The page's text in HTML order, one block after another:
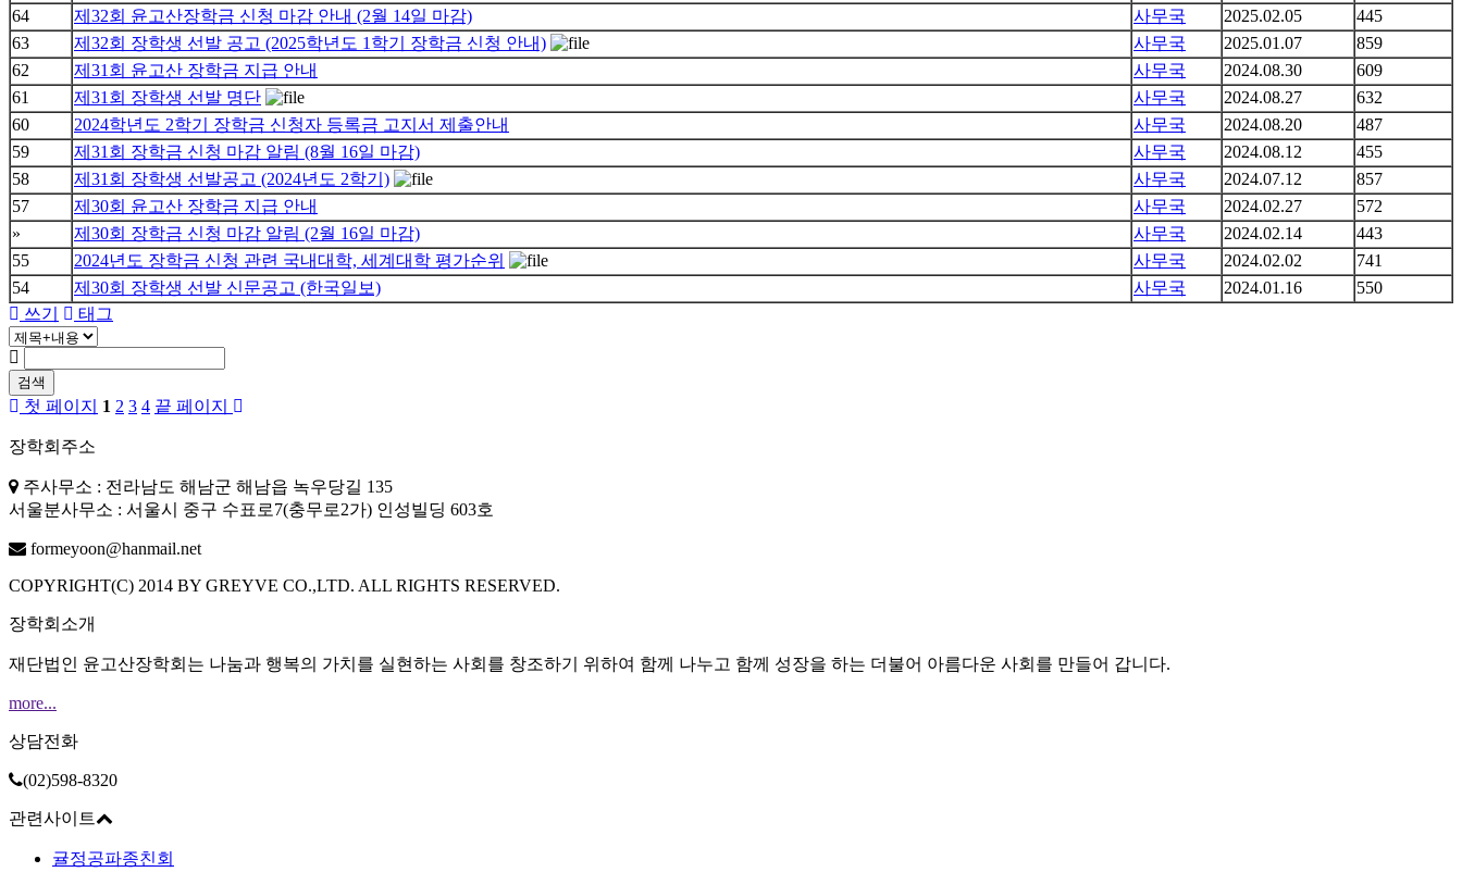
64
제32회 윤고산장학금 신청 마감 안내 (2월 14일 마감) 사무국 2025.02.05
445
63
제32회 장학생 선발 공고 (2025학년도 1학기 장학금 신청 안내) 사무국 2025.01.07
859
62
제31회 윤고산 장학금 지급 안내 사무국 2024.08.30
609
61
제31회 장학생 선발 명단 사무국 2024.08.27
632
60
2024학년도 2학기 장학금 신청자 등록금 고지서 제출안내 사무국 2024.08.20
487
59
제31회 장학금 신청 마감 알림 (8월 16일 마감) 사무국 2024.08.12
455
58
제31회 장학생 선발공고 (2024년도 2학기) 사무국 2024.07.12
857
57
제30회 윤고산 장학금 지급 안내 사무국 2024.02.27
572
»
제30회 장학금 신청 마감 알림 (2월 16일 마감) 사무국 2024.02.14
443
55
2024년도 장학금 신청 관련 국내대학, 세계대학 평가순위 사무국 2024.02.02
741
54
제30회 장학생 선발 신문공고 (한국일보) 사무국 2024.01.16
550
쓰기
태그
검색
첫 페이지 1 2 3 4 끝 페이지
장학회주소
주사무소 : 전라남도 해남군 해남읍 녹우당길 135
서울분사무소 : 서울시 중구 수표로7(충무로2가) 인성빌딩 603호
formeyoon@hanmail.net
COPYRIGHT(C) 2014 BY GREYVE CO.,LTD. ALL RIGHTS RESERVED.
장학회소개
재단법인 윤고산장학회는 나눔과 행복의 가치를 실현하는 사회를 창조하기 위하여 함께 나누고 함께 성장을 하는 더불어 아름다운 사회를 만들어 갑니다.
more...
상담전화
(02)598-8320
관련사이트
귤정공파종친회